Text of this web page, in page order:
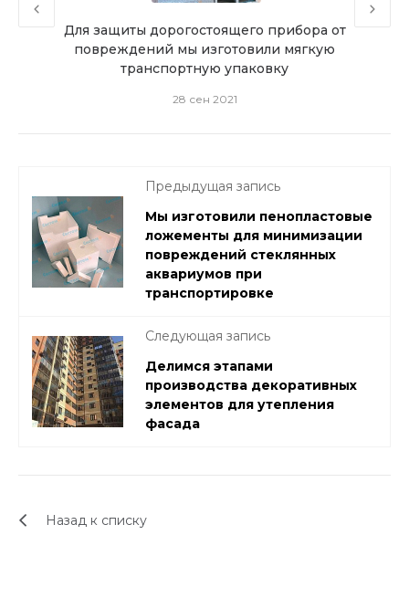
Для защиты дорогостоящего прибора от
повреждений мы изготовили мягкую
транспортную упаковку
28 сен 2021
Предыдущая запись
Мы изготовили пенопластовые
ложементы для минимизации
повреждений стеклянных
аквариумов при
транспортировке
Следующая запись
Делимся этапами
производства декоративных
элементов для утепления
фасада
Назад к списку